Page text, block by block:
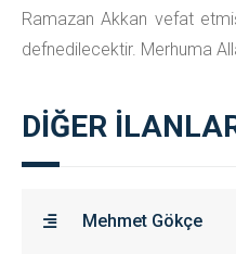
Ramazan Akkan vefat
defnedilecektir. Merhuma
DİĞER
Mehmet Gökçe